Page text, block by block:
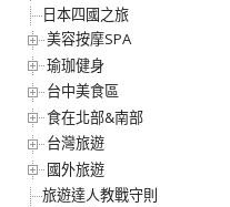
日本四國之旅
美容按摩SPA
瑜珈健身
台中美食區
食在北部&南部
台灣旅遊
國外旅遊
旅遊達人教戰守則